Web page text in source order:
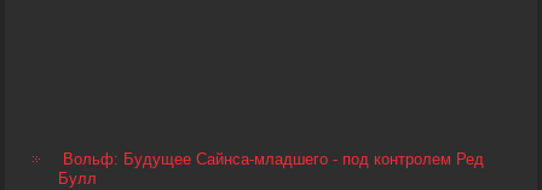
Вольф: Будущее Сайнса-младшего - под контролем Ред
Булл